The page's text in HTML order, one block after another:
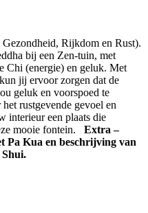
Rijkdom en Rust).
bij een Zen-tuin, met
Chi (energie) en geluk. Met
jij ervoor zorgen dat de
geluk en voorspoed te
rustgevende gevoel en
interieur een plaats die
mooie fontein. Extra –
Pa Kua en beschrijving van
Shui.